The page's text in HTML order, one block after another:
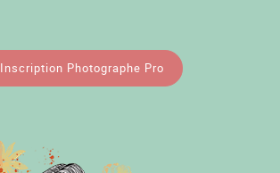
Inscription Photographe Pro